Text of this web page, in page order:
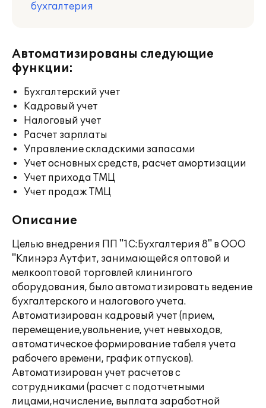
бухгалтерия
Автоматизированы следующие
функции:
Бухгалтерский учет
Кадровый учет
Налоговый учет
Расчет зарплаты
Управление складскими запасами
Учет основных средств, расчет амортизации
Учет прихода ТМЦ
Учет продаж ТМЦ
Описание
Целью внедрения ПП "1С:Бухгалтерия 8" в ООО
"Клинэрз Аутфит, занимающейся оптовой и
мелкооптовой торговлей клинингого
оборудования, было автоматизировать ведение
бухгалтерского и налогового учета.
Автоматизирован кадровый учет (прием,
перемещение,увольнение, учет невыходов,
автоматическое формирование табеля учета
рабочего времени, график отпусков).
Автоматизирован учет расчетов с
сотрудниками (расчет с подотчетными
лицами,начисление, выплата заработной